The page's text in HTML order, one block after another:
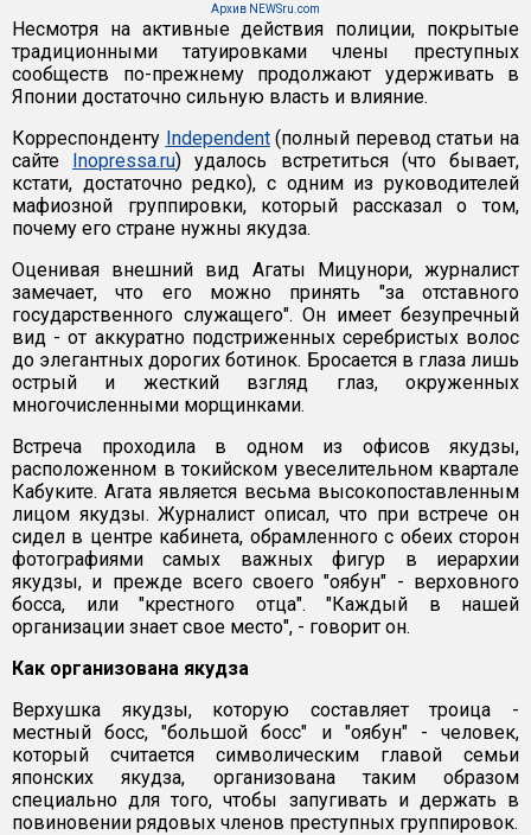
Архив NEWSru.com
Несмотря на активные действия полиции, покрытые
традиционными татуировками члены преступных
сообществ по-прежнему продолжают удерживать в
Японии достаточно сильную власть и влияние.
Корреспонденту Independent(полный перевод статьи на
сайте Inopressa.ru) удалось встретиться (что бывает,
кстати, достаточно редко), с одним из руководителей
мафиозной группировки, который рассказал о том,
почему его стране нужны якудза.
Оценивая внешний вид Агаты Мицунори, журналист
замечает, что его можно принять "за отставного
государственного служащего". Он имеет безупречный
вид - от аккуратно подстриженных серебристых волос
до элегантных дорогих ботинок. Бросается в глаза лишь
острый и жесткий взгляд глаз, окруженных
многочисленными морщинками.
Встреча проходила в одном из офисов якудзы,
расположенном в токийском увеселительном квартале
Кабуките. Агата является весьма высокопоставленным
лицом якудзы. Журналист описал, что при встрече он
сидел в центре кабинета, обрамленного с обеих сторон
фотографиями самых важных фигур в иерархии
якудзы, и прежде всего своего "оябун" - верховного
босса, или "крестного отца". "Каждый в нашей
организации знает свое место", - говорит он.
Как организована якудза
Верхушка якудзы, которую составляет троица -
местный босс, "большой босс" и "оябун" - человек,
который считается символическим главой семьи
японских якудза, организована таким образом
специально для того, чтобы запугивать и держать в
повиновении рядовых членов преступных группировок.